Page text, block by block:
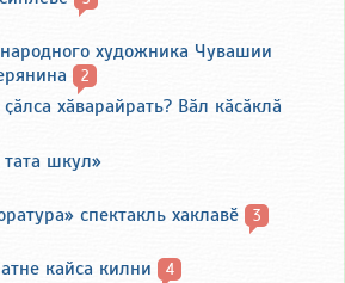
художника Чувашии
2
хӑварайрать? Вӑл кӑсӑклӑ
шкул»
спектакль хаклавӗ 3
кайса килни 4